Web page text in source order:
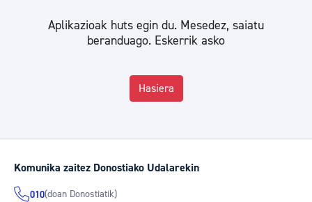
Aplikazioak huts egin du. Mesedez, saiatu
beranduago. Eskerrik asko
Hasiera
Komunika zaitez Donostiako Udalarekin
010(doan Donostiatik)